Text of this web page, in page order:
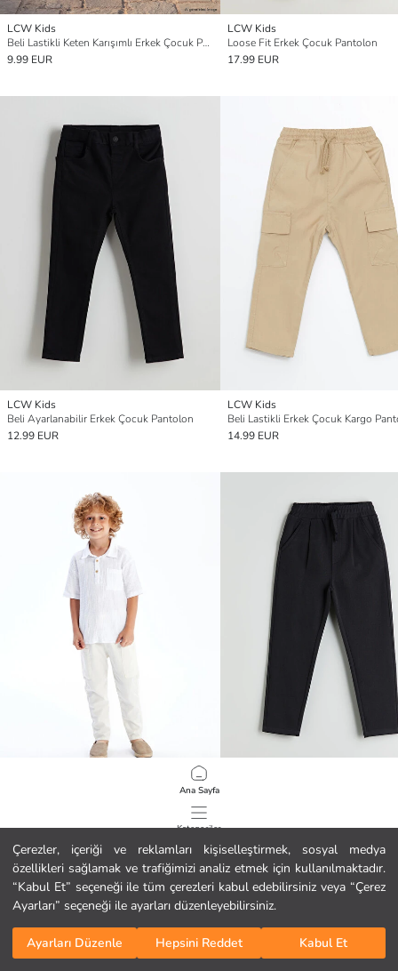
Çerezler, içeriği ve reklamları kişiselleştirmek, sosyal medya
özellikleri sağlamak ve trafiğimizi analiz etmek için kullanılmaktadır.
“Kabul Et” seçeneği ile tüm çerezleri kabul edebilirsiniz veya “Çerez
Ayarları” seçeneği ile ayarları düzenleyebilirsiniz.
Ayarları Düzenle Hepsini Reddet Kabul Et
Ana Sayfa
Kategoriler
Sepetim
LCW Kids
Beli Lastikli Keten Karışımlı Erkek Çocuk Pantolon
9.99 EUR
LCW Kids
Loose Fit Erkek Çocuk Pantolon
17.99 EUR
LCW Kids
Beli Ayarlanabilir Erkek Çocuk Pantolon
12.99 EUR
LCW Kids
Beli Lastikli Erkek Çocuk Kargo
14.99 EUR
Keten Karışımlı Erkek Çocuk Kargo Pantolon
1/ 99